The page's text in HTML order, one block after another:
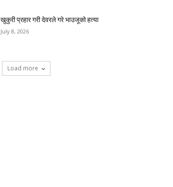
खुकुरी प्रहार गरी देवरले गरे भाउजूको हत्या
July 8, 2026
Load more